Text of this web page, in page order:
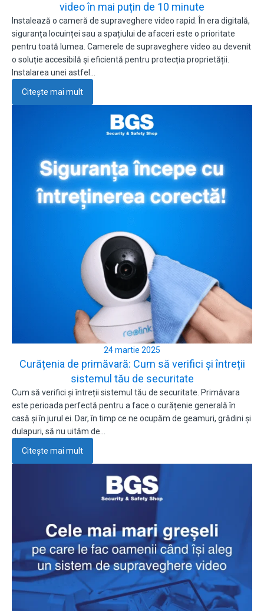
video în mai puțin de 10 minute
Instalează o cameră de supraveghere video rapid. În era digitală,
siguranța locuinței sau a spațiului de afaceri este o prioritate
pentru toată lumea. Camerele de supraveghere video au devenit
o soluție accesibilă și eficientă pentru protecția proprietății.
Instalarea unei astfel…
Citește mai mult
24 martie 2025
Curățenia de primăvară: Cum să verifici și întreții
sistemul tău de securitate
Cum să verifici și întreții sistemul tău de securitate. Primăvara
este perioada perfectă pentru a face o curățenie generală în
casă și în jurul ei. Dar, în timp ce ne ocupăm de geamuri, grădini și
dulapuri, să nu uităm de…
Citește mai mult